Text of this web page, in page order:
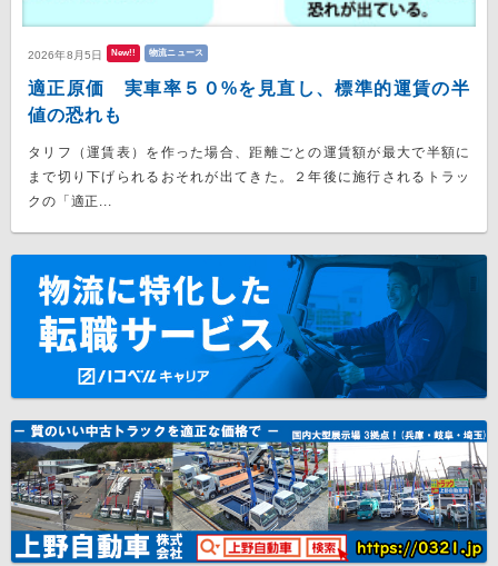
2026年8月5日 New!! 物流ニュース
適正原価 実車率５０%を見直し、標準的運賃の半
値の恐れも
タリフ（運賃表）を作った場合、距離ごとの運賃額が最大で半額に
まで切り下げられるおそれが出てきた。２年後に施行されるトラッ
クの「適正...